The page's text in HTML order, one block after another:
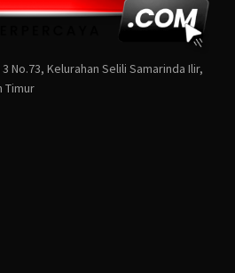
No.73, Kelurahan Selili Samarinda Ilir,
Timur